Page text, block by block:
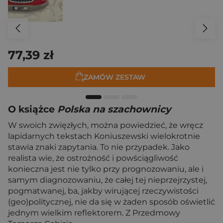
77,39 zł
ZAMÓW ZESTAW
O książce Polska na szachownicy
W swoich zwięzłych, można powiedzieć, że wręcz
lapidarnych tekstach Koniuszewski wielokrotnie
stawia znaki zapytania. To nie przypadek. Jako
realista wie, że ostrożność i powściągliwość
konieczna jest nie tylko przy prognozowaniu, ale i
samym diagnozowaniu, że całej tej nieprzejrzystej,
pogmatwanej, ba, jakby wirującej rzeczywistości
(geo)politycznej, nie da się w żaden sposób oświetlić
jednym wielkim reflektorem. Z Przedmowy